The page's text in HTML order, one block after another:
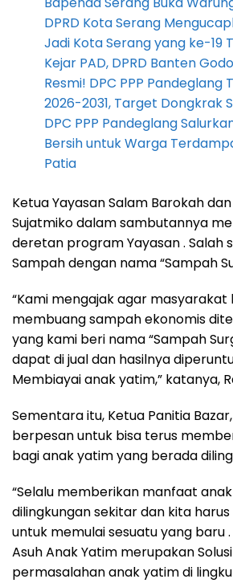
DPRD Kota Serang
Jadi Kota Serang yang ke-19
Kejar PAD, DPRD Banten
Resmi! DPC PPP Pandeglang
2026-2031, Target Dongkrak
DPC PPP Pandeglang
Bersih untuk Warga
Patia
Ketua Yayasan Salam Barokah
Sujatmiko dalam sambutannya
deretan program Yayasan . Salah
Sampah dengan nama “Sampah
“Kami mengajak agar masyarakat
membuang sampah ekonomis
yang kami beri nama “Sampah
dapat di jual dan hasilnya
Membiayai anak yatim,” katanya,
Sementara itu, Ketua Panitia
berpesan untuk bisa terus
bagi anak yatim yang berada
“Selalu memberikan manfaat
dilingkungan sekitar dan kita
untuk memulai sesuatu yang baru
Asuh Anak Yatim merupakan
permasalahan anak yatim di